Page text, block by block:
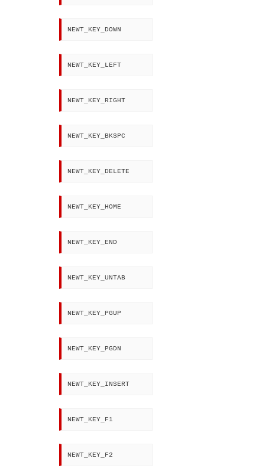
NEWT_KEY_DOWN
NEWT_KEY_LEFT
NEWT_KEY_RIGHT
NEWT_KEY_BKSPC
NEWT_KEY_DELETE
NEWT_KEY_HOME
NEWT_KEY_END
NEWT_KEY_UNTAB
NEWT_KEY_PGUP
NEWT_KEY_PGDN
NEWT_KEY_INSERT
NEWT_KEY_F1
NEWT_KEY_F2